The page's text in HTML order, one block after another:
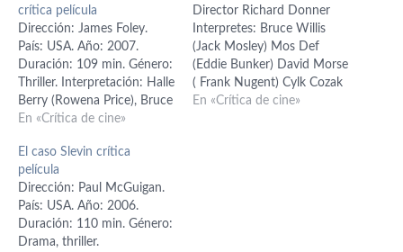
crítica película
Dirección: James Foley.
País: USA. Año: 2007.
Duración: 109 min. Género:
Thriller. Interpretación: Halle
Berry (Rowena Price), Bruce
Willis (Harrison Hill),
Haley), Gary Dourdan
(Cameron), Richard
Portnow (Narron), Florencia
Lozano (teniente Tejada),
Nicki Aycox (Grace) Guión:
Todd Komarnicki; basado en
En «Crítica de cine»
Director Richard Donner
Interpretes: Bruce Willis
(Jack Mosley) Mos Def
(Eddie Bunker) David Morse
( Frank Nugent) Cylk Cozak
(Jimmy Mulvey ) Guión
En «Crítica de cine»
El caso Slevin crítica
película
Dirección: Paul McGuigan.
País: USA. Año: 2006.
Duración: 110 min. Género:
Drama, thriller.